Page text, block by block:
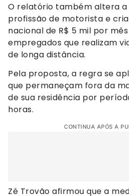
O relatório também altera a
profissão de motorista e
nacional de R$ 5 mil por
empregados que realizam
de longa distância.
Pela proposta, a regra se
que permaneçam fora da
de sua residência por
horas.
CONTINUA APÓS A
Zé Trovão afirmou que a